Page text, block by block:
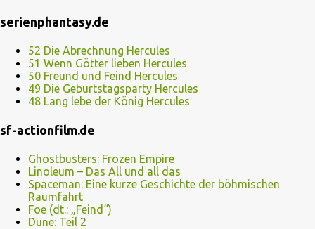
serienphantasy.de
52 Die Abrechnung Hercules
51 Wenn Götter lieben Hercules
50 Freund und Feind Hercules
49 Die Geburtstagsparty Hercules
48 Lang lebe der König Hercules
sf-actionfilm.de
Ghostbusters: Frozen Empire
Linoleum – Das All und all das
Spaceman: Eine kurze Geschichte der böhmischen
Raumfahrt
Foe (dt.: „Feind“)
Dune: Teil 2